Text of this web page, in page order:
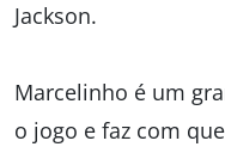
Jackson.
Marcelinho é um
o jogo e faz com